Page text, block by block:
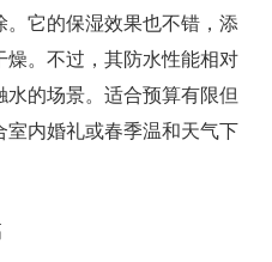
它的保湿效果也不错，添
。不过，其防水性能相对
的场景。适合预算有限但
内婚礼或春季温和天气下